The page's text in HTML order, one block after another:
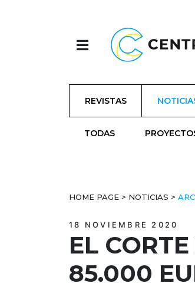
REVISTAS
TODAS
HOME PAGE > NOTICIAS >
18 NOVIEMBRE 2020
EL
85.000